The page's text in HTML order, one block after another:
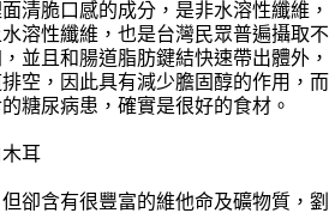
清脆口感的成分，是非水溶性纖維
溶性纖維，也是台灣民眾普遍攝取
並且和腸道脂肪鍵結快速帶出體外
空，因此具有減少膽固醇的作用，
糖尿病患，確實是很好的食材。
耳
卻含有很豐富的維他命及礦物質，